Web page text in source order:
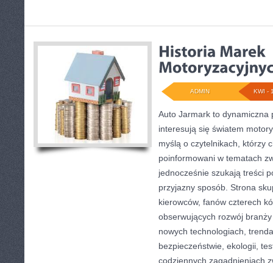
KWI -
ADMIN
Auto Jarmark to dynamiczna
interesują się światem
myślą o czytelnikach, którzy
poinformowani w tematach
jednocześnie szukają treści
przyjazny sposób. Strona
kierowców, fanów czterech
obserwujących rozwój
nowych technologiach,
bezpieczeństwie, ekologii,
codziennych zagadnieniach